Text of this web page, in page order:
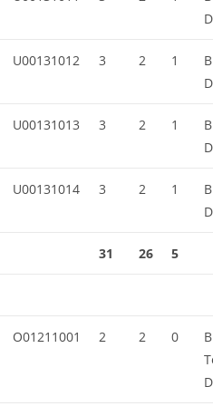
U00131012 3 2 1
U00131013 3 2 1
U00131014 3 2 1
31 26 5
O01211001 2 2 0